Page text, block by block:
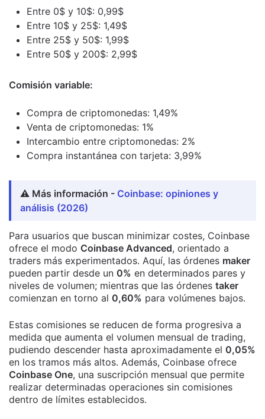
Entre 0$ y 10$: 0,99$
Entre 10$ y 25$: 1,49$
Entre 25$ y 50$: 1,99$
Entre 50$ y 200$: 2,99$
Comisión variable:
Compra de criptomonedas: 1,49%
Venta de criptomonedas: 1%
Intercambio entre criptomonedas: 2%
Compra instantánea con tarjeta: 3,99%
⚠️ Más información - Coinbase: opiniones y
análisis (2026)
Para usuarios que buscan minimizar costes, Coinbase
ofrece el modo Coinbase Advanced, orientado a
traders más experimentados. Aquí, las órdenes maker
pueden partir desde un 0% en determinados pares y
niveles de volumen; mientras que las órdenes taker
comienzan en torno al 0,60% para volúmenes bajos.
Estas comisiones se reducen de forma progresiva a
medida que aumenta el volumen mensual de trading,
pudiendo descender hasta aproximadamente el 0,05%
en los tramos más altos. Además, Coinbase ofrece
Coinbase One, una suscripción mensual que permite
realizar determinadas operaciones sin comisiones
dentro de límites establecidos.